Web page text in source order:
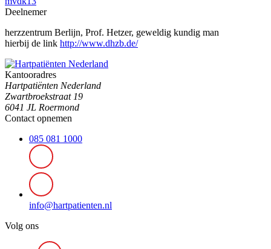
Deelnemer
herzzentrum Berlijn, Prof. Hetzer, geweldig kundig man
hierbij de link http://www.dhzb.de/
Kantooradres
Hartpatiënten Nederland
Zwartbroekstraat 19
6041 JL Roermond
Contact opnemen
085 081 1000
info@hartpatienten.nl
Volg ons